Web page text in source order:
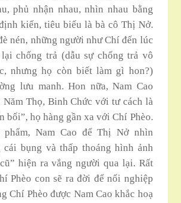
phủ nhận nhau, nhìn nhau bằng
kiến, tiêu biếu là bà cô Thị Nở.
nén, những người như Chí đến lúc
chống trả (dẫu sự chống trả vô
nhưng họ còn biết làm gì hon?)
lưu manh. Hon nữa, Nam Cao
Năm Thọ, Binh Chức với tư cách là
bối”, họ hàng gần xa với Chí Phèo.
phẩm, Nam Cao để Thị Nở nhìn
cái bụng và thấp thoáng hình ảnh
hiện ra vắng người qua lại. Rất
Phèo con sẽ ra đời để nối nghiệp
Chí Phèo được Nam Cao khắc hoạ